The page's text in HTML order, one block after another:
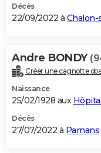
Décès
22/09/2022 à Chalon-
Andre BONDY
Créer une cagnotte
Naissance
25/02/1928 aux
Décès
27/07/2022 à Parnans